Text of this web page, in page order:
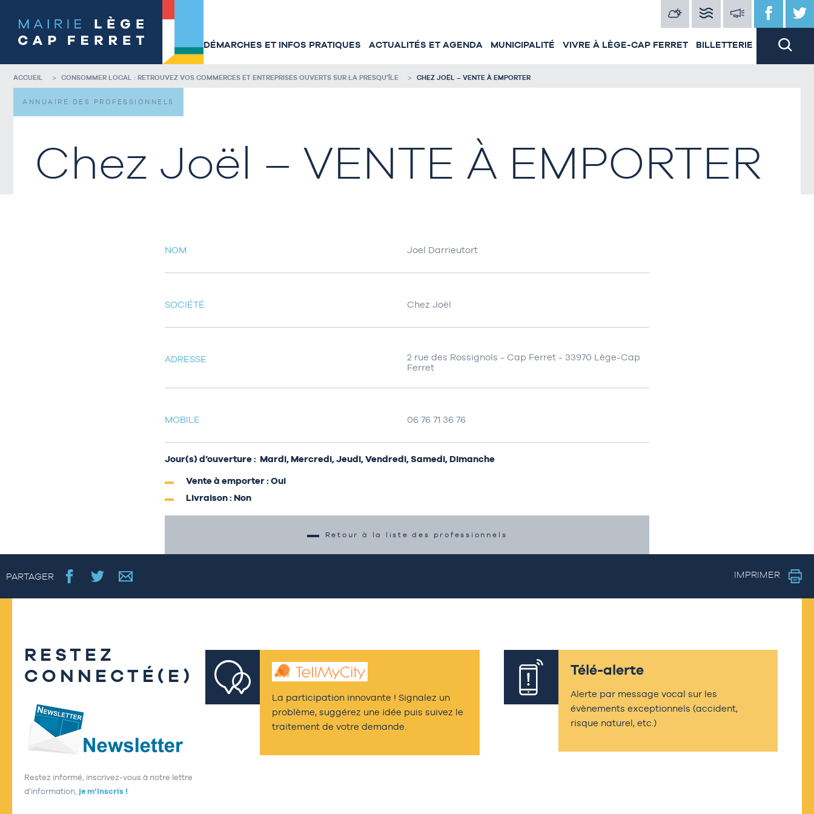
contenu
page
DÉMARCHES ET INFOS PRATIQUES ACTUALITÉS ET AGENDA MUNICIPALITÉ VIVRE À LÈGE-CAP FERRET BILLETTERIE
ACCUEIL CONSOMMER LOCAL : RETROUVEZ VOS COMMERCES ET ENTREPRISES OUVERTS SUR LA PRESQU’ÎLE CHEZ JOËL – VENTE À EMPORTER
Chez Joël – VENTE À EMPORTER
ANNUAIRE DES PROFESSIONNELS
NOM Joel Darrieutort
SOCIÉTÉ Chez Joël
ADRESSE
2 rue des Rossignols - Cap Ferret - 33970 Lège-Cap
Ferret
MOBILE 06 76 71 36 76
Jour(s) d’ouverture : Mardi, Mercredi, Jeudi, Vendredi, Samedi, Dimanche
Vente à emporter : Oui
Livraison : Non
Retour à la liste des professionnels
PARTAGER IMPRIMER
RESTEZ
CONNECTÉ(E)
Restez informé, inscrivez-vous à notre lettre
d’information, je m’inscris !
La participation innovante ! Signalez un
problème, suggérez une idée puis suivez le
traitement de votre demande.
Télé-alerte
Alerte par message vocal sur les
évènements exceptionnels (accident,
risque naturel, etc.)